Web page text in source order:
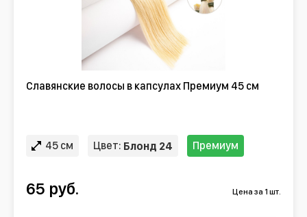
Славянские волосы в капсулах Премиум 45 см
45 см Цвет: Блонд 24 Премиум
65 руб. Цена за 1 шт.